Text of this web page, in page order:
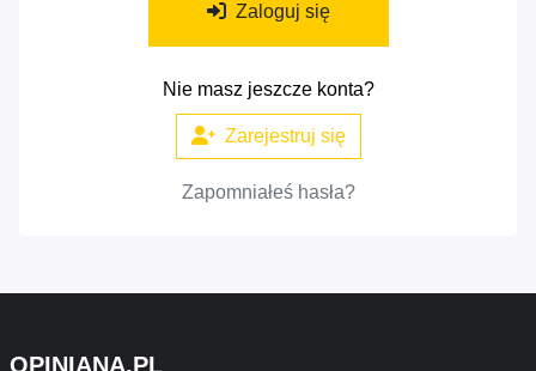
Zaloguj się
Nie masz jeszcze konta?
Zarejestruj się
Zapomniałeś hasła?
OPINIANA.PL